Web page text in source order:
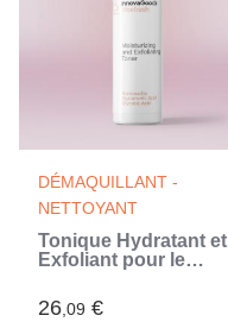
DÉMAQUILLANT -
NETTOYANT
Tonique Hydratant et
Exfoliant pour le
Vibefresh
InnovaGoods 150 ml
26,09 €